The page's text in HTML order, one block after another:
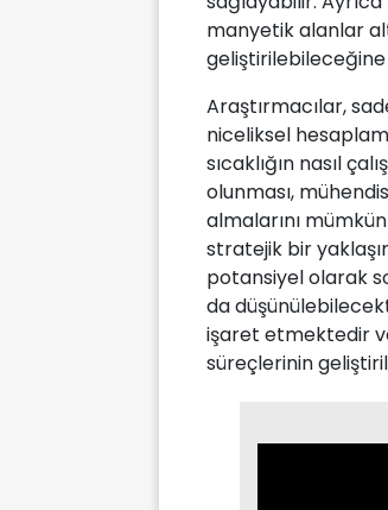
manyetik alanlar
Araştırmacılar,
niceliksel
sıcaklığın nasıl
olunması,
almalarını
stratejik bir
potansiyel olarak
da
işaret etmektedir
süreçlerinin